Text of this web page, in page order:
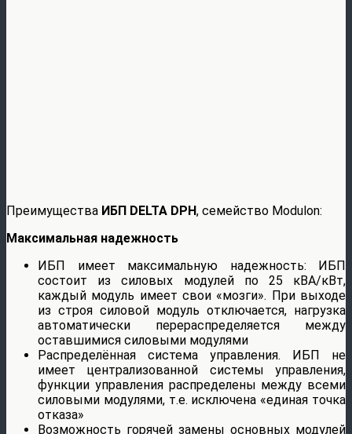
Преимущества ИБП DELTA DPН, семейство Modulon:
Максимальная надежность
ИБП имеет максимальную надежность: ИБП
состоит из силовых модулей по 25 кВА/кВт,
каждый модуль имеет свои «мозги». При выходе
из строя силовой модуль отключается, нагрузка
автоматически перераспределяется между
оставшимися силовыми модулями
Распределённая система управления. ИБП не
имеет централизованной системы управления,
функции управления распределены между всеми
силовыми модулями, т.е. исключена «единая точка
отказа»
Возможность горячей замены основных модулей